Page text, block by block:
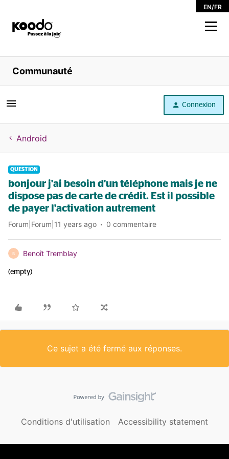
EN/FR
Magasiner
Libre service
Aide
Communauté
Connexion
Android
QUESTION
bonjour j'ai besoin d'un téléphone mais je ne
dispose pas de carte de crédit. Est il possible
de payer l'activation autrement
Forum|Forum|11 years ago 0 commentaire
B Benoît Tremblay
(empty)
Ce sujet a été fermé aux réponses.
Conditions d'utilisation Accessibility statement